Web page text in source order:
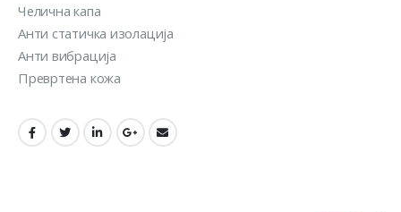
Челична капа
Анти статичка изолација
Анти вибрација
Превртена кожа